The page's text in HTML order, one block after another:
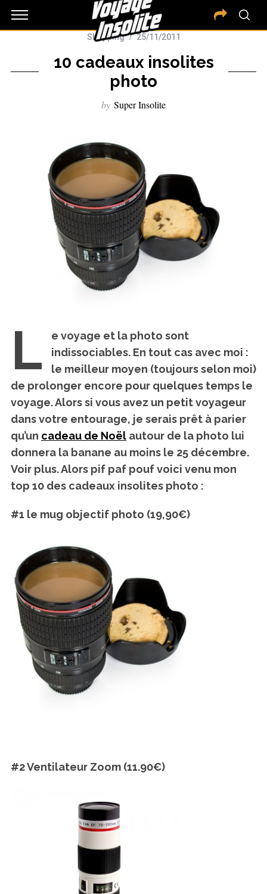
Shopping 25/11/2011
10 cadeaux insolites
photo
by Super Insolite
L
e voyage et la photo sont
indissociables. En tout cas avec moi :
le meilleur moyen (toujours selon moi)
de prolonger encore pour quelques temps le
voyage. Alors si vous avez un petit voyageur
dans votre entourage, je serais prêt à parier
qu’un cadeau de Noëlautour de la photo lui
donnera la banane au moins le 25 décembre.
Voir plus. Alors pif paf pouf voici venu mon
top 10 des cadeaux insolites photo :
#1 le mug objectif photo (19,90€)
#2 Ventilateur Zoom (11.90€)